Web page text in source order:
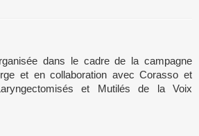
dans le cadre de la campagne
et en collaboration avec Corasso et
et Mutilés de la Voix